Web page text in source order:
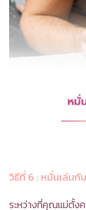
วิธีที่ 6 : หมั่นเล่นกั
ระหว่างที่คุณแม่ตั้ง